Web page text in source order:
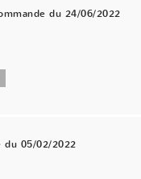
du 24/06/2022
du 05/02/2022